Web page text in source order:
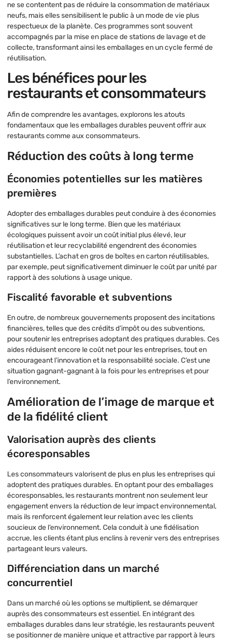
ne se contentent pas de réduire la consommation de matériaux
neufs, mais elles sensibilisent le public à un mode de vie plus
respectueux de la planète. Ces programmes sont souvent
accompagnés par la mise en place de stations de lavage et de
collecte, transformant ainsi les emballages en un cycle fermé de
réutilisation.
Les bénéfices pour les
restaurants et consommateurs
Afin de comprendre les avantages, explorons les atouts
fondamentaux que les emballages durables peuvent offrir aux
restaurants comme aux consommateurs.
Réduction des coûts à long terme
Économies potentielles sur les matières
premières
Adopter des emballages durables peut conduire à des économies
significatives sur le long terme. Bien que les matériaux
écologiques puissent avoir un coût initial plus élevé, leur
réutilisation et leur recyclabilité engendrent des économies
substantielles. L’achat en gros de boîtes en carton réutilisables,
par exemple, peut significativement diminuer le coût par unité par
rapport à des solutions à usage unique.
Fiscalité favorable et subventions
En outre, de nombreux gouvernements proposent des incitations
financières, telles que des crédits d’impôt ou des subventions,
pour soutenir les entreprises adoptant des pratiques durables. Ces
aides réduisent encore le coût net pour les entreprises, tout en
encourageant l’innovation et la responsabilité sociale. C’est une
situation gagnant-gagnant à la fois pour les entreprises et pour
l’environnement.
Amélioration de l’image de marque et
de la fidélité client
Valorisation auprès des clients
écoresponsables
Les consommateurs valorisent de plus en plus les entreprises qui
adoptent des pratiques durables. En optant pour des emballages
écoresponsables, les restaurants montrent non seulement leur
engagement envers la réduction de leur impact environnemental,
mais ils renforcent également leur relation avec les clients
soucieux de l’environnement. Cela conduit à une fidélisation
accrue, les clients étant plus enclins à revenir vers des entreprises
partageant leurs valeurs.
Différenciation dans un marché
concurrentiel
Dans un marché où les options se multiplient, se démarquer
auprès des consommateurs est essentiel. En intégrant des
emballages durables dans leur stratégie, les restaurants peuvent
se positionner de manière unique et attractive par rapport à leurs